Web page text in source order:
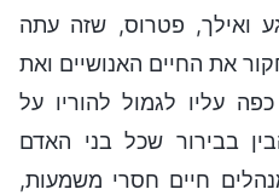
ואילך, פטרוס, שזה עתה
את החיים האנושיים ואת
עליו לגמול להוריו על
בבירור שכל בני האדם
חיים חסרי משמעות,